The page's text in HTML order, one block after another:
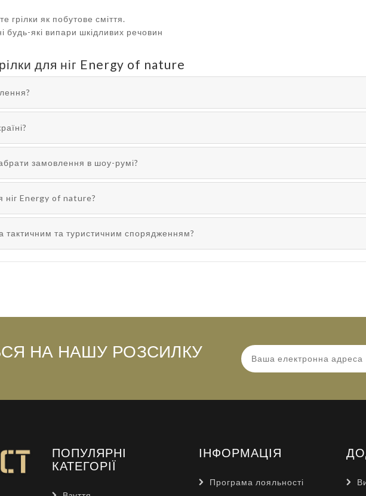
грілки як побутове сміття.
будь-які випари шкідливих речовин
для ніг Energy of nature
замовлення в шоу-румі?
ніг Energy of nature?
тактичним та туристичним спорядженням?
НА НАШУ РОЗСИЛКУ
ПОПУЛЯРНІ
КАТЕГОРІЇ
ІНФОРМАЦІЯ
Програма лояльності